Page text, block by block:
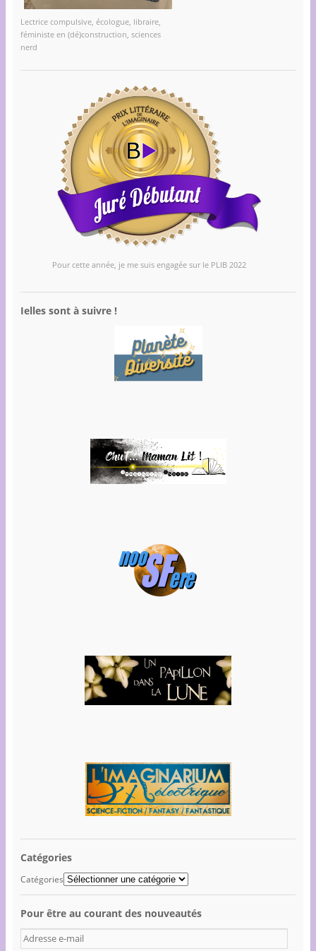
Lectrice compulsive, écologue, libraire,
féministe en (dé)construction, sciences
nerd
Pour cette année, je me suis engagée sur le PLIB 2022
Ielles sont à suivre !
Catégories
Catégories
Pour être au courant des nouveautés
A
d